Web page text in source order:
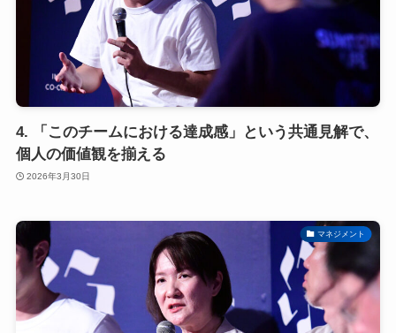
4. 「このチームにおける達成感」という共通見解で、
個人の価値観を揃える
2026年3月30日
マネジメント